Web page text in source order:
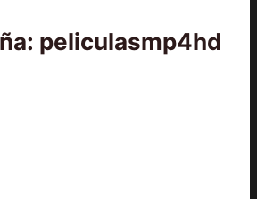
peliculasmp4hd